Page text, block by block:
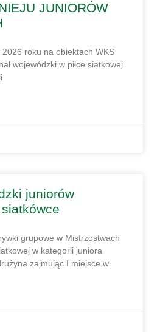
JUNIORÓW
roku na obiektach WKS
wojewódzki w piłce siatkowej
juniorów
grupowe w Mistrzostwach
w kategorii juniora
zajmując I miejsce w